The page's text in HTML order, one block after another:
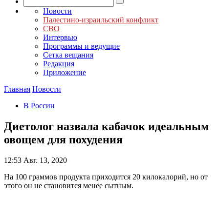
Новости
Палестино-израильский конфликт
СВО
Интервью
Программы и ведущие
Сетка вещания
Редакция
Приложение
Главная Новости
В России
Диетолог назвала кабачок идеальным
овощем для похудения
12:53 Авг. 13, 2020
На 100 граммов продукта приходится 20 килокалорий, но от
этого он не становится менее сытным.